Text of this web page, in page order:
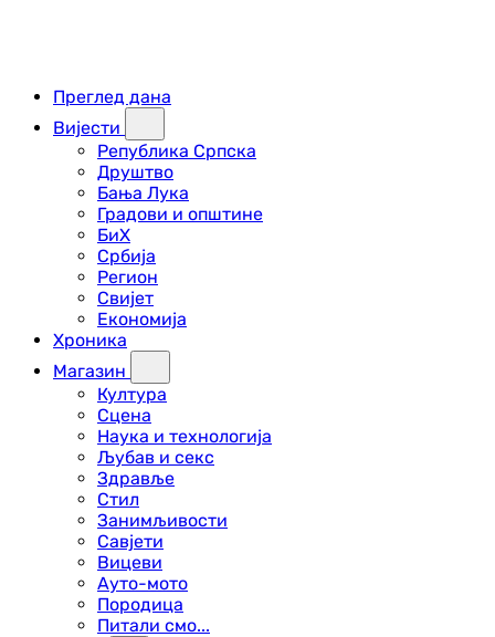
Преглед дана
Вијести
Република Српска
Друштво
Бања Лука
Градови и општине
БиХ
Србија
Регион
Свијет
Економија
Хроника
Магазин
Култура
Сцена
Наука и технологија
Љубав и секс
Здравље
Стил
Занимљивости
Савјети
Вицеви
Ауто-мото
Породица
Питали смо...